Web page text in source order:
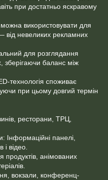
при достатньо яскравому
використовувати для
від невеликих рекламних
для розглядання
зберігаючи баланс між
технологія споживає
при цьому довгий термін
ресторани, ТРЦ,
Інформаційні панелі,
і відео.
продуктів, анімованих
вокзали, конференц-